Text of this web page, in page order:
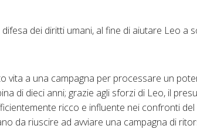
dei diritti umani, al fine di aiutare Leo a
vita a una campagna per processare un
di dieci anni; grazie agli sforzi di Leo, il
ricco e influente nei confronti del
da riuscire ad avviare una campagna di